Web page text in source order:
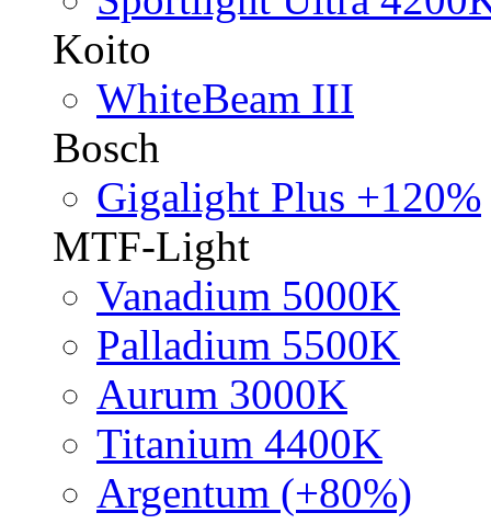
Koito
WhiteBeam III
Bosch
Gigalight Plus +120%
MTF-Light
Vanadium 5000K
Palladium 5500K
Aurum 3000K
Titanium 4400K
Argentum (+80%)